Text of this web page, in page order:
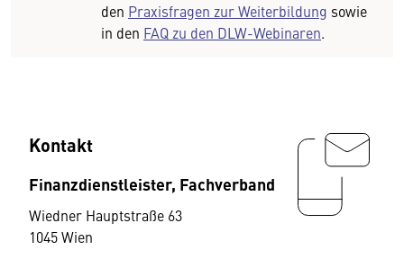
den Praxisfragen zur Weiterbildung sowie
in den FAQ zu den DLW-Webinaren.
Kontakt
Finanzdienstleister, Fachverband
Wiedner Hauptstraße 63
1045 Wien